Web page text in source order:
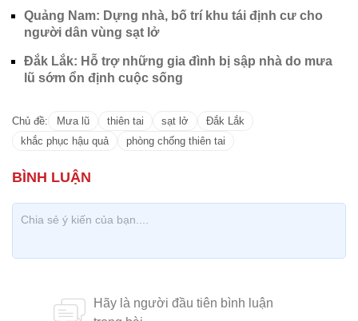
Quảng Nam: Dựng nhà, bố trí khu tái định cư cho
người dân vùng sạt lở
Đắk Lắk: Hỗ trợ những gia đình bị sập nhà do mưa
lũ sớm ổn định cuộc sống
Chủ đề: Mưa lũ thiên tai sạt lở
Đắk Lắk
khắc phục hậu quả
phòng chống thiên tai